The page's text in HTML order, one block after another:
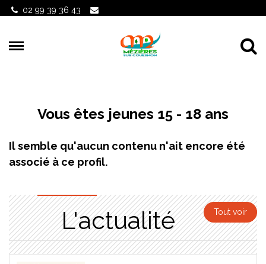
Gestion des traceurs
02 99 39 36 43
Vous êtes jeunes 15 - 18 ans
Il semble qu'aucun contenu n'ait encore été
associé à ce profil.
L'actualité Tout voir